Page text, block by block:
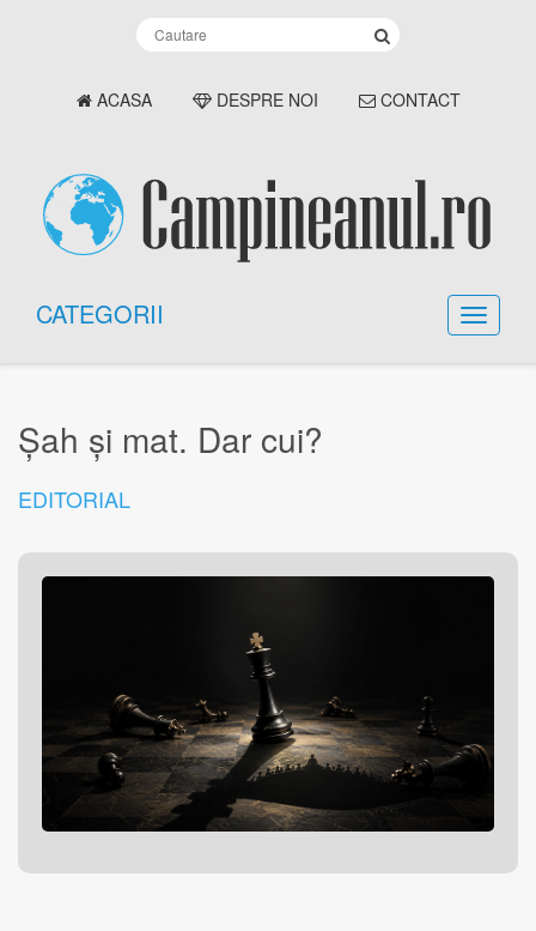
ACASA DESPRE NOI CONTACT
CATEGORII
Șah și mat. Dar cui?
EDITORIAL